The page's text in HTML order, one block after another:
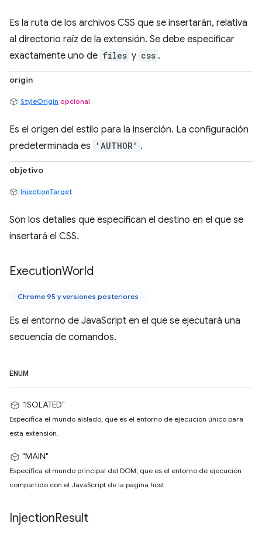
Es la ruta de los archivos CSS que se insertarán, relativa
al directorio raíz de la extensión. Se debe especificar
exactamente uno de files y css .
origin
StyleOrigin opcional
Es el origen del estilo para la inserción. La configuración
predeterminada es
'AUTHOR' .
objetivo
InjectionTarget
Son los detalles que especifican el destino en el que se
insertará el CSS.
ExecutionWorld
Chrome 95 y versiones posteriores
Es el entorno de JavaScript en el que se ejecutará una
secuencia de comandos.
ENUM
"ISOLATED"
Especifica el mundo aislado, que es el entorno de ejecución único para
esta extensión.
"MAIN"
Especifica el mundo principal del DOM, que es el entorno de ejecución
compartido con el JavaScript de la página host.
InjectionResult